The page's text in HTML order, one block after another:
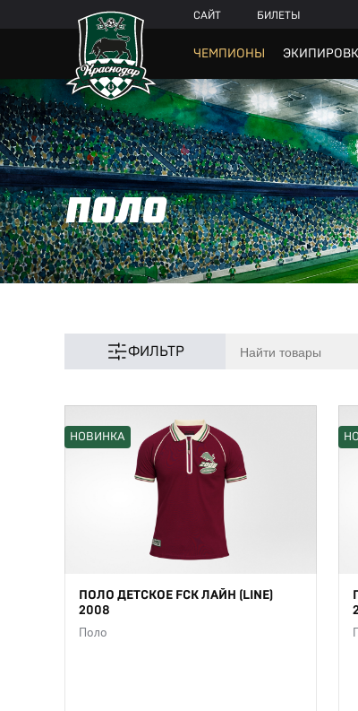
САЙТ БИЛЕТЫ
ЧЕМПИОНЫ
ПОЛО
ФИЛЬТР
НОВИНКА
ПОЛО ДЕТСКОЕ FCK ЛАЙН (LINE)
2008
Поло